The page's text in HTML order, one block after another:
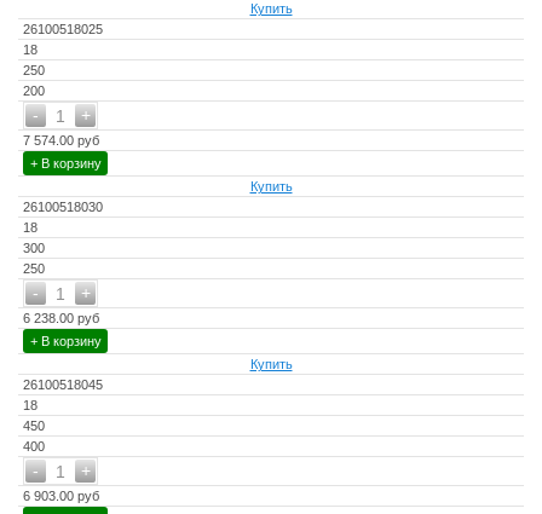
Купить
26100518025
18
250
200
+
- 1
7 574.00 руб
+ В корзину
Купить
26100518030
18
300
250
+
- 1
6 238.00 руб
+ В корзину
Купить
26100518045
18
450
400
+
- 1
6 903.00 руб